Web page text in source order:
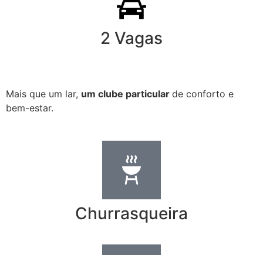
2 Vagas
Mais que um lar, um clube particular de conforto e
bem-estar.
Churrasqueira